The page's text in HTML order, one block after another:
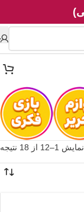
نمایش 1–12 از 18 نتیجه